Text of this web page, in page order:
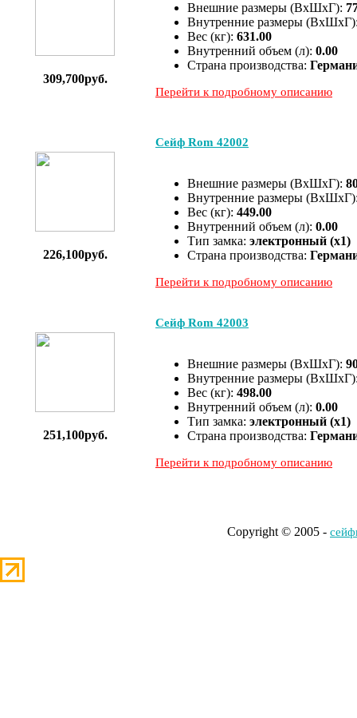
309,700руб.
Внешние размеры (ВхШхГ):
Внутренние размеры
Вес (кг): 631.00
Внутренний объем (л): 0.00
Страна производства:
Перейти к подробному описанию
226,100руб.
Сейф Rom 42002
Внешние размеры (ВхШхГ):
Внутренние размеры
Вес (кг): 449.00
Внутренний объем (л): 0.00
Тип замка: электронный (x1)
Страна производства:
Перейти к подробному описанию
251,100руб.
Сейф Rom 42003
Внешние размеры (ВхШхГ):
Внутренние размеры
Вес (кг): 498.00
Внутренний объем (л): 0.00
Тип замка: электронный (x1)
Страна производства:
Перейти к подробному описанию
Copyright © 2005 -